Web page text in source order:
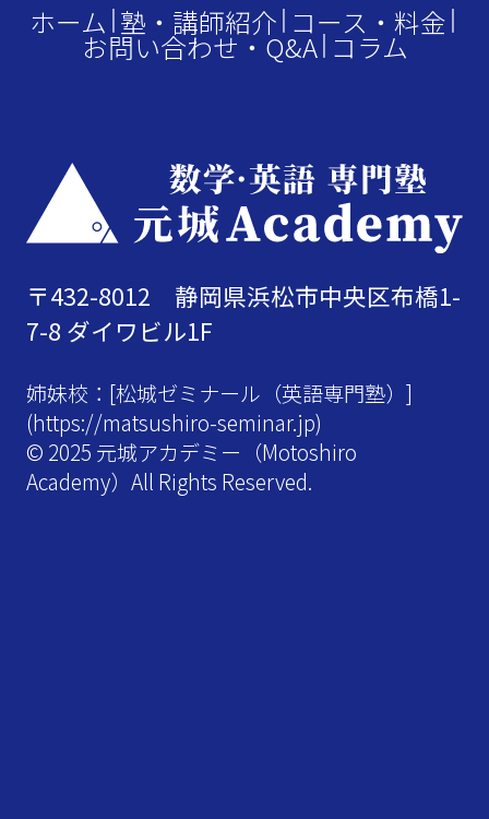
ホーム 塾・講師紹介 コース・料金
お問い合わせ・Q&A コラム
〒432-8012 静岡県浜松市中央区布橋1-
7-8 ダイワビル1F
姉妹校：[松城ゼミナール（英語専門塾）]
(https://matsushiro-seminar.jp)
© 2025 元城アカデミー（Motoshiro
Academy）All Rights Reserved.